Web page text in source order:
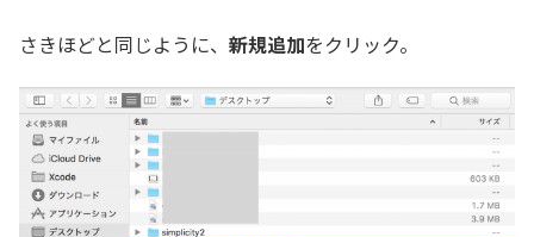
さきほどと同じように、 新規追加をクリック。